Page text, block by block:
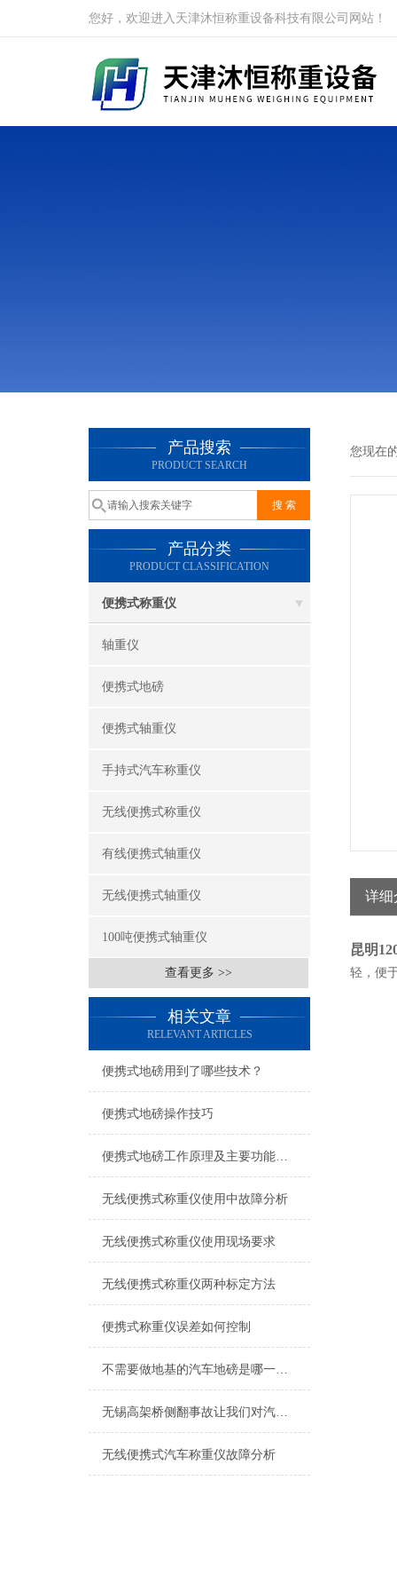
您好，欢迎进入天津沐恒称重设备科技有限公司网站！
产品搜索
PRODUCT SEARCH
产品分类
PRODUCT CLASSIFICATION
便携式称重仪
轴重仪
便携式地磅
便携式轴重仪
手持式汽车称重仪
无线便携式称重仪
有线便携式轴重仪
无线便携式轴重仪
100吨便携式轴重仪
查看更多 >>
相关文章
RELEVANT ARTICLES
便携式地磅用到了哪些技术？
便携式地磅操作技巧
便携式地磅工作原理及主要功能特点一览
无线便携式称重仪使用中故障分析
无线便携式称重仪使用现场要求
无线便携式称重仪两种标定方法
便携式称重仪误差如何控制
不需要做地基的汽车地磅是哪一种？
无锡高架桥侧翻事故让我们对汽车超重运输行为说NO
无线便携式汽车称重仪故障分析
您现在
详细
昆明
轻，便